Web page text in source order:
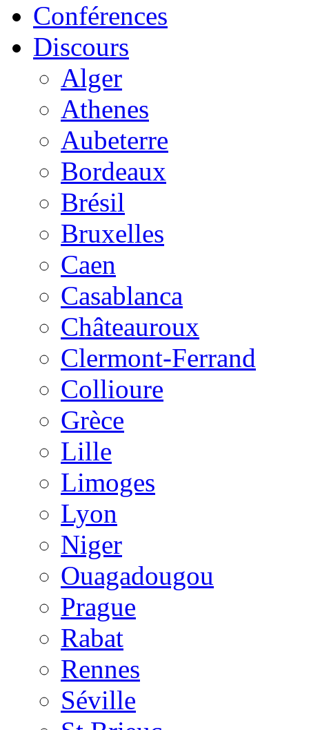
Conférences
Discours
Alger
Athenes
Aubeterre
Bordeaux
Brésil
Bruxelles
Caen
Casablanca
Châteauroux
Clermont-Ferrand
Collioure
Grèce
Lille
Limoges
Lyon
Niger
Ouagadougou
Prague
Rabat
Rennes
Séville